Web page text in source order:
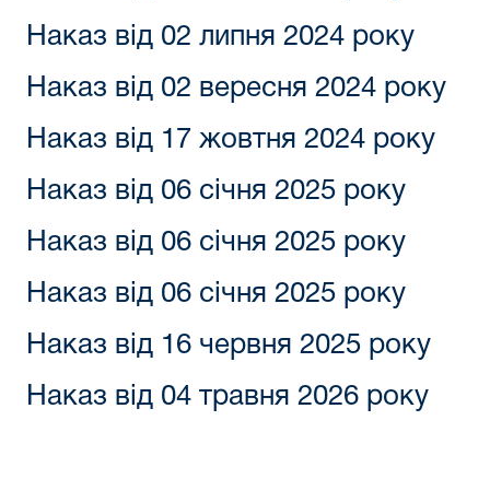
Наказ від 02 липня 2024 року
Наказ від 02 вересня 2024 року
Наказ від 17 жовтня 2024 року
Наказ від 06 січня 2025 року
Наказ від 06 січня 2025 року
Наказ від 06 січня 2025 року
Наказ від 16 червня 2025 року
Наказ від 04 травня 2026 року